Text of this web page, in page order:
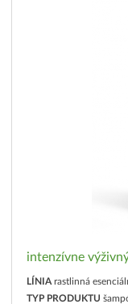
intenzívne
LÍNIA rastlinná
TYP PRODUKTU